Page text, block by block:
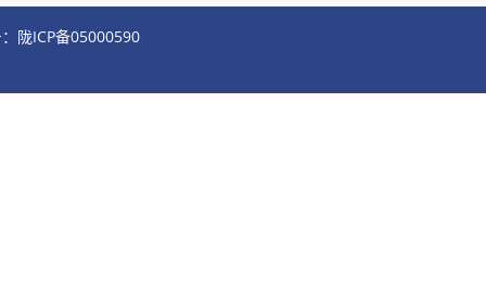
陇ICP备05000590